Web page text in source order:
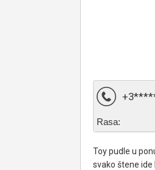
Rasa:
Toy pudle u
svako štene ide